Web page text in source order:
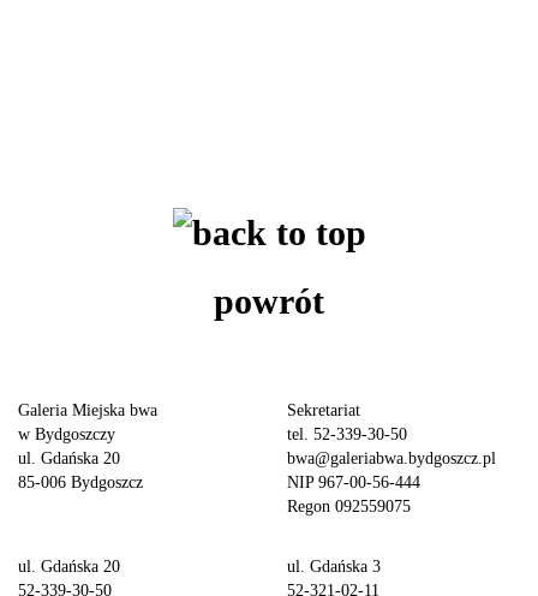
powrót
Galeria Miejska bwa
w Bydgoszczy
ul. Gdańska 20
85-006 Bydgoszcz
Sekretariat
tel. 52-339-30-50
bwa@galeriabwa.bydgoszcz.pl
NIP 967-00-56-444
Regon 092559075
ul. Gdańska 20
52-339-30-50
ul. Gdańska 3
52-321-02-11